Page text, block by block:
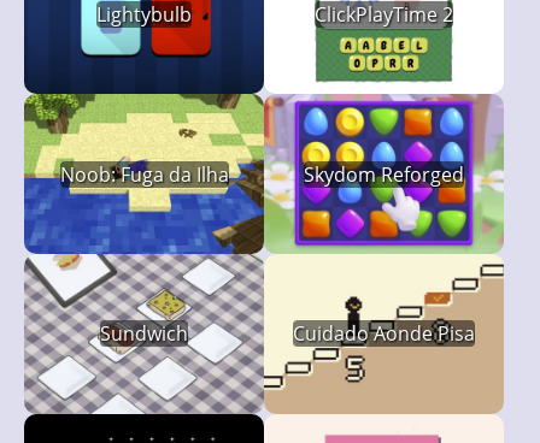
Lightybulb ClickPlayTime 2
Noob: Fuga da Ilha Skydom Reforged
Sundwich Cuidado Aonde Pisa